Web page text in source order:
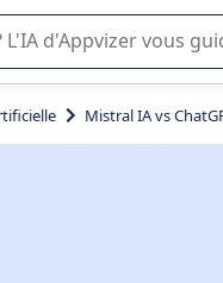
guide dans l'utilisation
Mistral IA vs